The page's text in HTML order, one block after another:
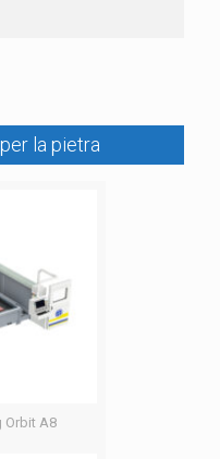
la pietra
Orbit A8